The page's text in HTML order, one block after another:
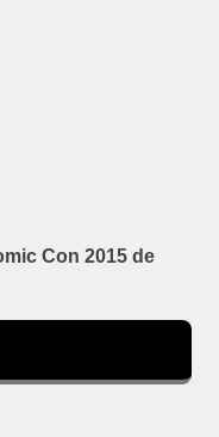
Con 2015 de